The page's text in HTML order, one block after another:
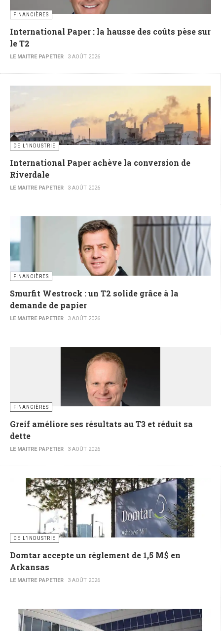
FINANCIÈRES
International Paper : la hausse des coûts pèse sur
le T2
LE MAITRE PAPETIER 3 AOÛT 2026
DE L’INDUSTRIE
International Paper achève la conversion de
Riverdale
LE MAITRE PAPETIER 3 AOÛT 2026
FINANCIÈRES
Smurfit Westrock : un T2 solide grâce à la
demande de papier
LE MAITRE PAPETIER 3 AOÛT 2026
FINANCIÈRES
Greif améliore ses résultats au T3 et réduit sa
dette
LE MAITRE PAPETIER 3 AOÛT 2026
DE L’INDUSTRIE
Domtar accepte un règlement de 1,5 M$ en
Arkansas
LE MAITRE PAPETIER 3 AOÛT 2026